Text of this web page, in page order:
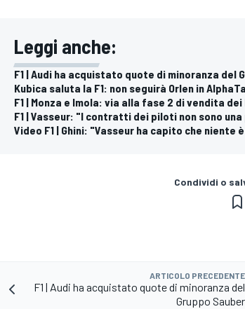
RALLY
Leggi anche:
F1 | Audi ha acquistato quote di minoranza del
Kubica saluta la F1: non seguirà Orlen in
F1 | Monza e Imola: via alla fase 2 di vendita
F1 | Vasseur: "I contratti dei piloti non sono
Video F1 | Ghini: "Vasseur ha capito che niente
Condividi o
ARTICOLO PRECEDENTE
F1 | Audi ha acquistato quote di minoranza del
Gruppo Sauber